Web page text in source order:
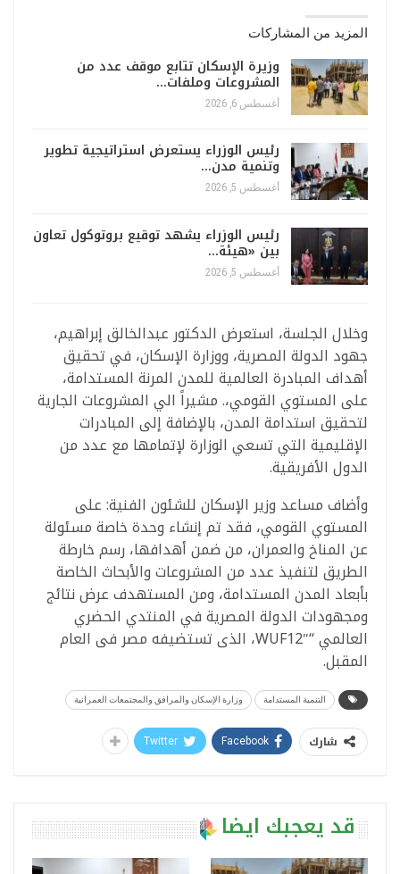
المزيد من المشاركات
وزيرة الإسكان تتابع موقف عدد من
المشروعات وملفات…
أغسطس 6, 2026
رئيس الوزراء يستعرض استراتيجية تطوير
وتنمية مدن…
أغسطس 5, 2026
رئيس الوزراء يشهد توقيع بروتوكول تعاون
بين «هيئة…
أغسطس 5, 2026
وخلال الجلسة، استعرض الدكتور عبدالخالق إبراهيم،
جهود الدولة المصرية، ووزارة الإسكان، في تحقيق
أهداف المبادرة العالمية للمدن المرنة المستدامة،
على المستوي القومي،. مشيراً الي المشروعات الجارية
لتحقيق استدامة المدن، بالإضافة إلى المبادرات
الإقليمية التي تسعي الوزارة لإتمامها مع عدد من
الدول الأفريقية.
وأضاف مساعد وزير الإسكان للشئون الفنية: على
المستوي القومي، فقد تم إنشاء وحدة خاصة مسئولة
عن المناخ والعمران، من ضمن أهدافها، رسم خارطة
الطريق لتنفيذ عدد من المشروعات والأبحاث الخاصة
بأبعاد المدن المستدامة، ومن المستهدف عرض نتائج
ومجهودات الدولة المصرية في المنتدي الحضري
العالمي “WUF12″، الذى تستضيفه مصر فى العام
المقبل.
التنمية المستدامة وزارة الإسكان والمرافق والمجتمعات العمرانية
شارك Facebook
Twitter
قد يعجبك ايضا